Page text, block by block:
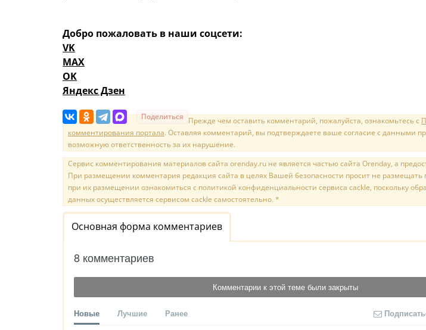
Добро пожаловать в наши соцсети:
VK
MAX
OK
Яндекс Дзен
Поделиться Прежде чем оставить комментарий, пожалуйста, ознакомьтесь с
комментирования портала. Оставляя комментарий, вы подтверждаете ваше согласие с данными
возможную ответственность за их нарушение.
Сервис комментирования материалов сайта orenday.ru не является частью сайта Orenday, а
При размещении комментария редакция сайта в целях Вашей безопасности просит не
при их размещении ознакомиться с политикой конфиденциальности сервиса cackle, поскольку
данных осуществляется сервисом cackle самостоятельно. *
Основная форма комментариев
8 комментариев
Комментарии к этой теме были закрыты
Новые Лучшие Ранее